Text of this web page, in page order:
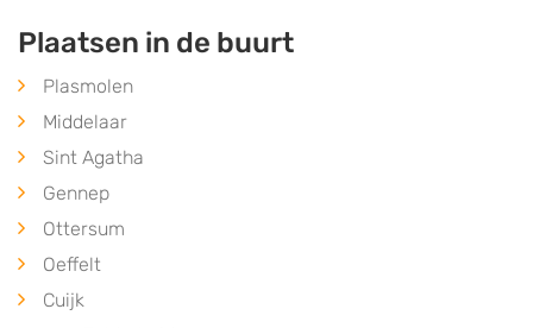
Plaatsen in de buurt
Plasmolen
Middelaar
Sint Agatha
Gennep
Ottersum
Oeffelt
Cuijk